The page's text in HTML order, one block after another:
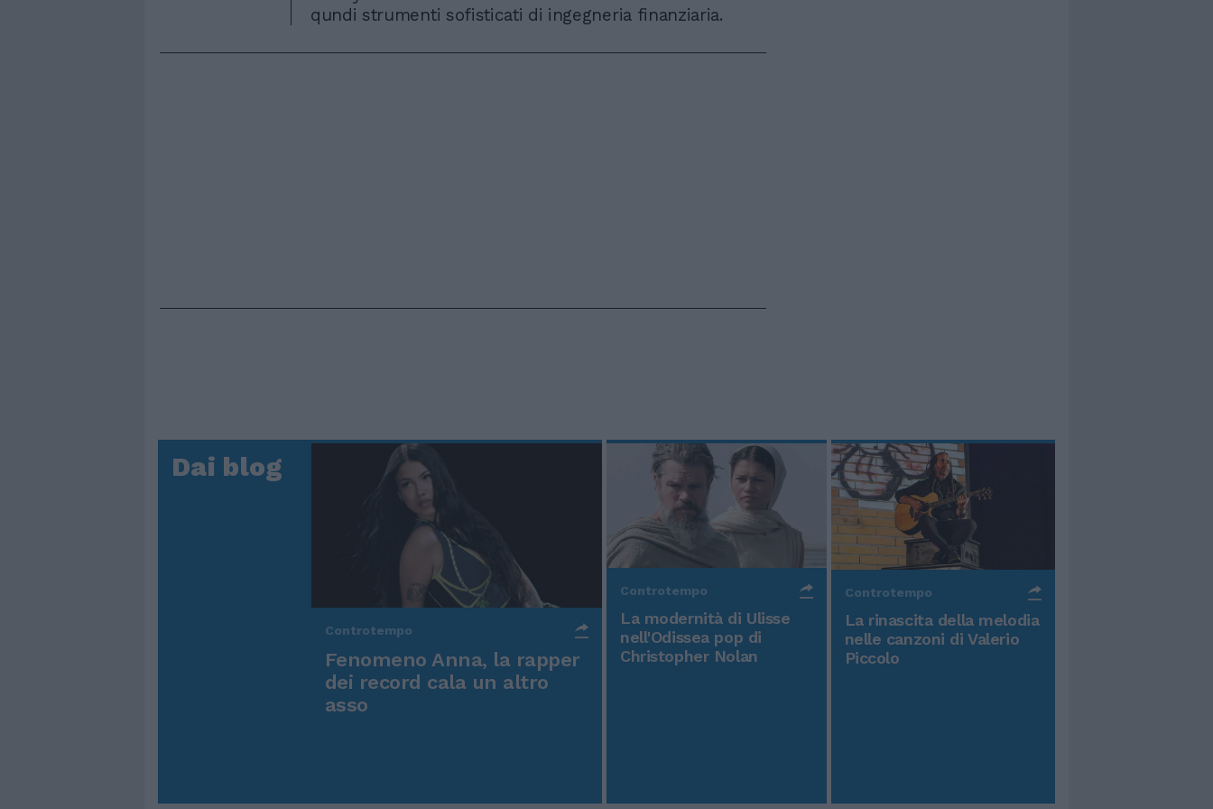
qundi strumenti sofisticati di ingegneria finanziaria.
Dai blog
Controtempo
Fenomeno Anna, la rapper
dei record cala un altro
asso
Controtempo
La modernità di Ulisse
nell'Odissea pop di
Christopher Nolan
Controtempo
La rinascita della melodia
nelle canzoni di Valerio
Piccolo